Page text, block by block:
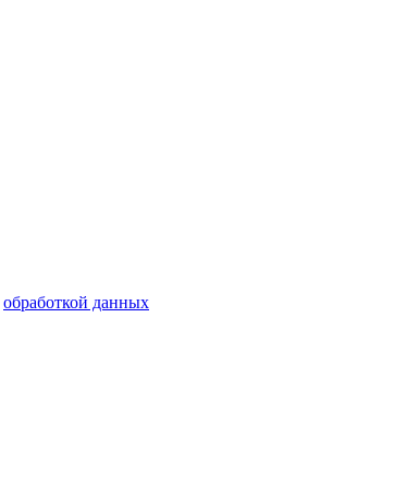
обработкой данных